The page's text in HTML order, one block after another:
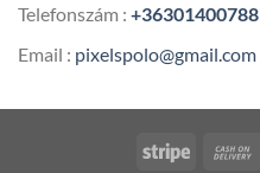
Telefonszám : +36301400788
Email : pixelspolo@gmail.com